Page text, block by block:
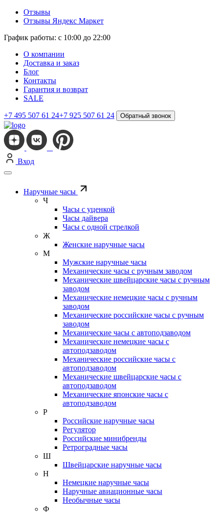
Отзывы
Отзывы Яндекс Маркет
График работы: с 10:00 до 22:00
О компании
Доставка и заказ
Блог
Контакты
Гарантия и возврат
SALE
+7 495 507 61 24+7 925 507 61 24 Обратный звонок
Вход
Наручные часы
Ч
Часы с уценкой
Часы дайвера
Часы с одной стрелкой
Ж
Женские наручные часы
М
Мужские наручные часы
Механические часы с ручным заводом
Механические швейцарские часы с ручным
заводом
Механические немецкие часы с ручным
заводом
Механические российские часы с ручным
заводом
Механические часы с автоподзаводом
Механические немецкие часы с
автоподзаводом
Механические российские часы с
автоподзаводом
Механические швейцарские часы с
автоподзаводом
Механические японские часы с
автоподзаводом
Р
Российские наручные часы
Регулятор
Российские минибренды
Ретроградные часы
Ш
Швейцарские наручные часы
Н
Немецкие наручные часы
Наручные авиационные часы
Необычные часы
Ф